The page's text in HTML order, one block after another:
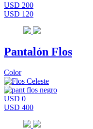
USD 200
USD 120
Pantalón Flos
Color
USD 0
USD 400